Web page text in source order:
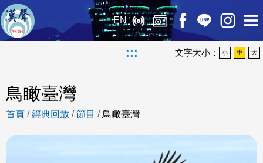
EN
::: 文字大小： 小 中 大
鳥瞰臺灣
首頁 /經典回放 /節目 / 鳥瞰臺灣